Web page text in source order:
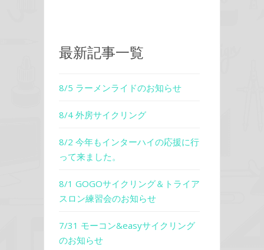
最新記事一覧
8/5 ラーメンライドのお知らせ
8/4 外房サイクリング
8/2 今年もインターハイの応援に行
って来ました。
8/1 GOGOサイクリング＆トライア
スロン練習会のお知らせ
7/31 モーコン&easyサイクリング
のお知らせ